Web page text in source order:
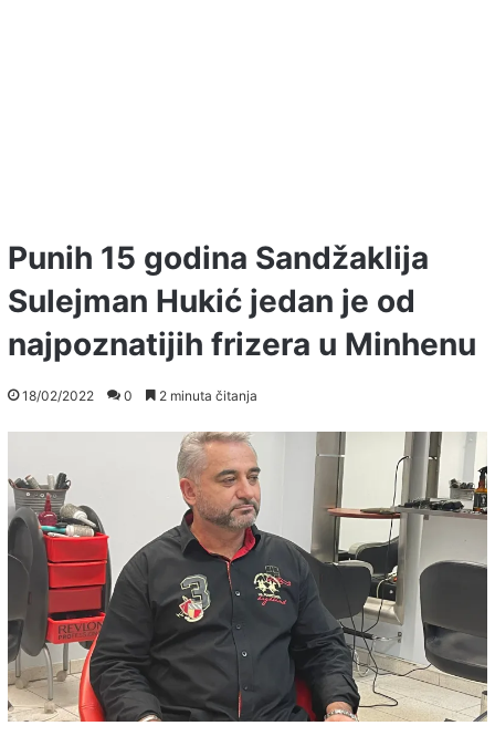
Punih 15 godina Sandžaklija
Sulejman Hukić jedan je od
najpoznatijih frizera u Minhenu
18/02/2022 0 2 minuta čitanja